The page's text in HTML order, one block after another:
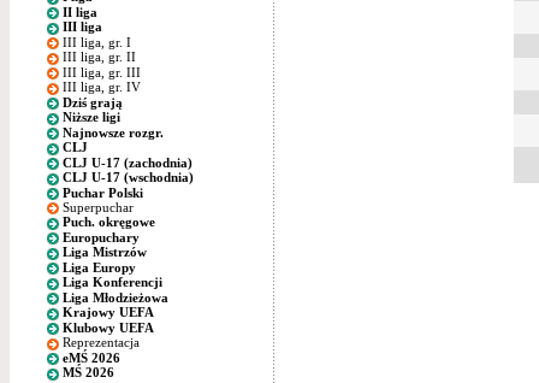
II liga
III liga
III liga, gr. I
III liga, gr. II
III liga, gr. III
III liga, gr. IV
Dziś grają
Niższe ligi
Najnowsze rozgr.
CLJ
CLJ U-17 (zachodnia)
CLJ U-17 (wschodnia)
Puchar Polski
Superpuchar
Puch. okręgowe
Europuchary
Liga Mistrzów
Liga Europy
Liga Konferencji
Liga Młodzieżowa
Krajowy UEFA
Klubowy UEFA
Reprezentacja
eMŚ 2026
MŚ 2026